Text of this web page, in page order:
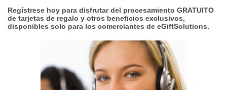
Regístrese hoy para disfrutar del procesamiento GRATUITO
de tarjetas de regalo y otros beneficios exclusivos,
disponibles solo para los comerciantes de eGiftSolutions.